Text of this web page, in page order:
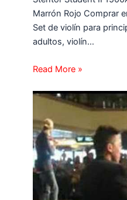
Marrón Rojo Comprar
Set de violín para
adultos, violín…
Read More »